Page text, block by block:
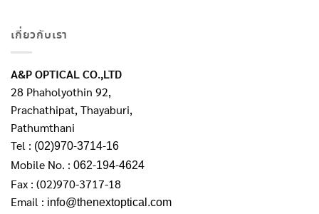
เกี่ยวกับเรา
A&P OPTICAL CO.,LTD
28 Phaholyothin 92,
Prachathipat, Thayaburi,
Pathumthani
Tel : (02)970-3714-16
Mobile No. : 062-194-4624
Fax : (02)970-3717-18
Email : info@thenextoptical.com